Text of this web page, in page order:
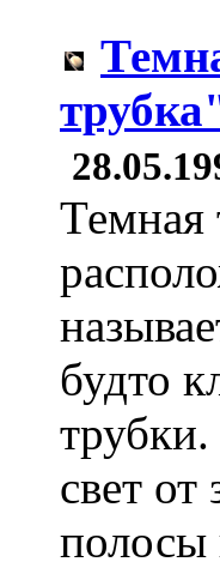
Темная
будто
свет
полосы